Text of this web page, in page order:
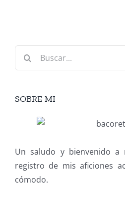
Buscar:
SOBRE MI
Un saludo y bienvenido a
registro de mis aficiones
cómodo.